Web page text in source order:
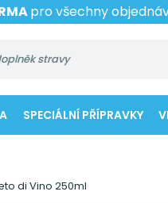
pro všechny
SPECIÁLNÍ PŘÍPRAVKY
di Vino 250ml